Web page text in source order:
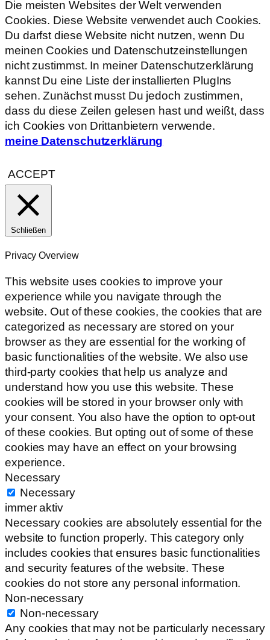
Die meisten Websites der Welt verwenden
Cookies. Diese Website verwendet auch Cookies.
Du darfst diese Website nicht nutzen, wenn Du
meinen Cookies und Datenschutzeinstellungen
nicht zustimmst. In meiner Datenschutzerklärung
kannst Du eine Liste der installierten PlugIns
sehen. Zunächst musst Du jedoch zustimmen,
dass du diese Zeilen gelesen hast und weißt, dass
ich Cookies von Drittanbietern verwende.
meine Datenschutzerklärung
ACCEPT
Schließen
Privacy Overview
This website uses cookies to improve your
experience while you navigate through the
website. Out of these cookies, the cookies that are
categorized as necessary are stored on your
browser as they are essential for the working of
basic functionalities of the website. We also use
third-party cookies that help us analyze and
understand how you use this website. These
cookies will be stored in your browser only with
your consent. You also have the option to opt-out
of these cookies. But opting out of some of these
cookies may have an effect on your browsing
experience.
Necessary
Necessary
immer aktiv
Necessary cookies are absolutely essential for the
website to function properly. This category only
includes cookies that ensures basic functionalities
and security features of the website. These
cookies do not store any personal information.
Non-necessary
Non-necessary
Any cookies that may not be particularly necessary